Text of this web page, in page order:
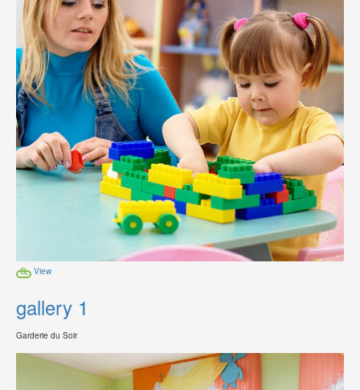
View
gallery 1
Garderie du Soir